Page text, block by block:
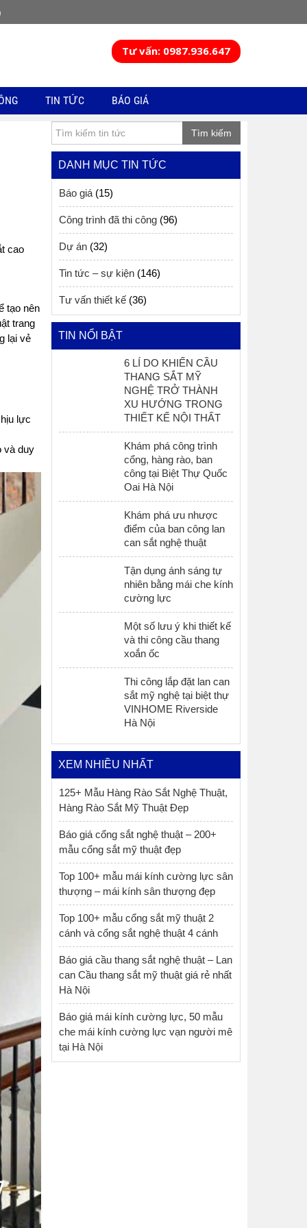
Tư vấn: 0987.936.647
TIN TỨC BÁO GIÁ
cao
tạo nên
trang
lại vẻ
lực
và duy
Tìm kiếm
DANH MỤC TIN TỨC
Báo giá(15)
Công trình đã thi công(96)
Dự án(32)
Tin tức – sự kiện(146)
Tư vấn thiết kế(36)
TIN NỔI BẬT
6 LÍ DO KHIẾN CẦU
THANG SẮT MỸ
NGHỆ TRỞ THÀNH
XU HƯỚNG TRONG
THIẾT KẾ NỘI THẤT
Khám phá công trình
cổng, hàng rào, ban
công tại Biệt Thự Quốc
Oai Hà Nội
Khám phá ưu nhược
điểm của ban công lan
can sắt nghệ thuật
Tận dụng ánh sáng tự
nhiên bằng mái che kính
cường lực
Một số lưu ý khi thiết kế
và thi công cầu thang
xoắn ốc
Thi công lắp đặt lan can
sắt mỹ nghệ tại biệt thự
VINHOME Riverside
Hà Nội
XEM NHIỀU NHẤT
125+ Mẫu Hàng Rào Sắt Nghệ Thuật,
Hàng Rào Sắt Mỹ Thuật Đẹp
Báo giá cổng sắt nghệ thuật – 200+
mẫu cổng sắt mỹ thuật đẹp
Top 100+ mẫu mái kính cường lực sân
thượng – mái kính sân thượng đẹp
Top 100+ mẫu cổng sắt mỹ thuật 2
cánh và cổng sắt nghệ thuật 4 cánh
Báo giá cầu thang sắt nghệ thuật – Lan
can Cầu thang sắt mỹ thuật giá rẻ nhất
Hà Nội
Báo giá mái kính cường lực, 50 mẫu
che mái kính cường lực vạn người mê
tại Hà Nội